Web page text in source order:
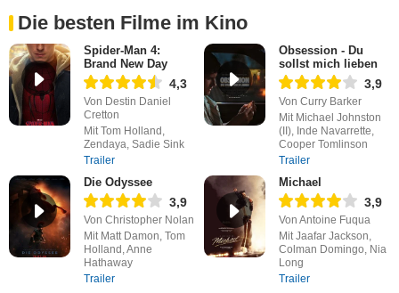
Die besten Filme im Kino
Spider-Man 4:
Brand New Day
4,3
Von Destin Daniel
Cretton
Mit Tom Holland,
Zendaya, Sadie Sink
Trailer
Obsession - Du
sollst mich lieben
3,9
Von Curry Barker
Mit Michael Johnston
(II), Inde Navarrette,
Cooper Tomlinson
Trailer
Die Odyssee
3,9
Von Christopher Nolan
Mit Matt Damon, Tom
Holland, Anne
Hathaway
Trailer
Michael
3,9
Von Antoine Fuqua
Mit Jaafar Jackson,
Colman Domingo, Nia
Long
Trailer